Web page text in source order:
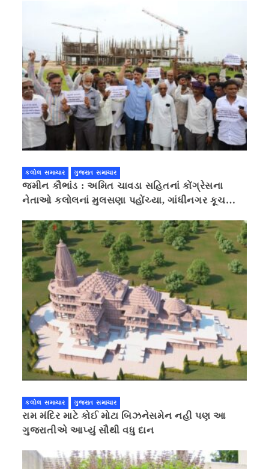
કલોલ સમાચાર ગુજરાત સમાચાર
જમીન કૌભાંડ : અમિત ચાવડા સહિતનાં કોંગ્રેસના
નેતાઓ કલોલનાં મુલસણા પહોંચ્યા, ગાંધીનગર કૂચ
કલોલ સમાચાર ગુજરાત સમાચાર
રામ મંદિર માટે કોઈ મોટા બિઝનેસમેન નહી પણ આ
ગુજરાતીએ આપ્યું સૌથી વધુ દાન